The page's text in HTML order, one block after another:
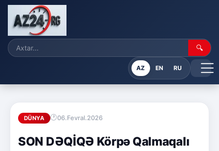
🔍
AZ EN RU
DÜNYA 06.Fevral.2026
SON DƏQİQƏ Körpə Qalmaqalı